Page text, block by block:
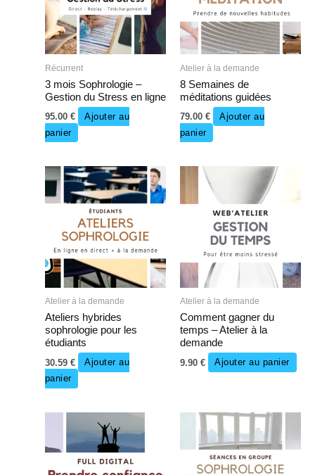
Récurrent
3 mois Sophrologie –
Gestion du Stress en ligne
95.00 €
Ajouter au
panier
Atelier à la demande
8 Semaines de
méditations guidées
79.00 €
Ajouter au
panier
Atelier à la demande
Ateliers hybrides
sophrologie pour les
étudiants
30.59 €
Ajouter au
panier
Atelier à la demande
Comment gagner du
temps – Atelier à la
demande
9.90 € Ajouter au panier